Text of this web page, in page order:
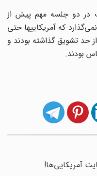
دو جلسه مهم پیش از
که آمریکاییها حتی
حد تشویق گذاشته بودند و
بودند.
آمریکایی‌ها!